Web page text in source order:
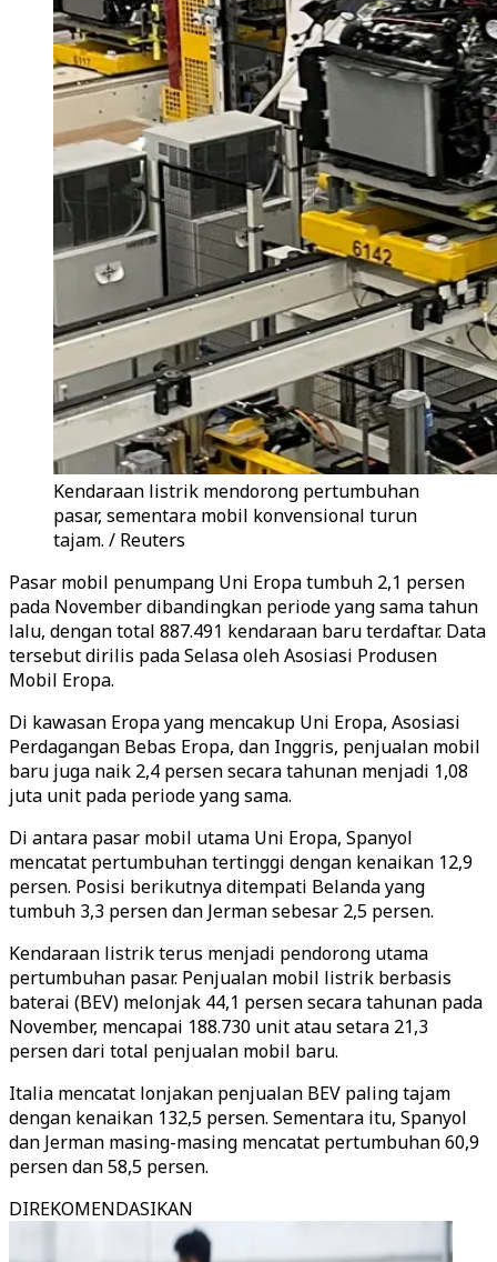
Kendaraan listrik mendorong pertumbuhan
pasar, sementara mobil konvensional turun
tajam. / Reuters
Pasar mobil penumpang Uni Eropa tumbuh 2,1 persen
pada November dibandingkan periode yang sama tahun
lalu, dengan total 887.491 kendaraan baru terdaftar. Data
tersebut dirilis pada Selasa oleh Asosiasi Produsen
Mobil Eropa.
Di kawasan Eropa yang mencakup Uni Eropa, Asosiasi
Perdagangan Bebas Eropa, dan Inggris, penjualan mobil
baru juga naik 2,4 persen secara tahunan menjadi 1,08
juta unit pada periode yang sama.
Di antara pasar mobil utama Uni Eropa, Spanyol
mencatat pertumbuhan tertinggi dengan kenaikan 12,9
persen. Posisi berikutnya ditempati Belanda yang
tumbuh 3,3 persen dan Jerman sebesar 2,5 persen.
Kendaraan listrik terus menjadi pendorong utama
pertumbuhan pasar. Penjualan mobil listrik berbasis
baterai (BEV) melonjak 44,1 persen secara tahunan pada
November, mencapai 188.730 unit atau setara 21,3
persen dari total penjualan mobil baru.
Italia mencatat lonjakan penjualan BEV paling tajam
dengan kenaikan 132,5 persen. Sementara itu, Spanyol
dan Jerman masing-masing mencatat pertumbuhan 60,9
persen dan 58,5 persen.
DIREKOMENDASIKAN